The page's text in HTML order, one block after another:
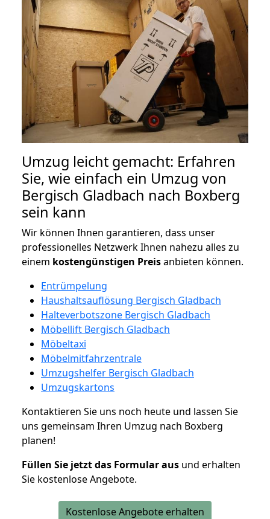
Umzug leicht gemacht: Erfahren
Sie, wie einfach ein Umzug von
Bergisch Gladbach nach Boxberg
sein kann
Wir können Ihnen garantieren, dass unser
professionelles Netzwerk Ihnen nahezu alles zu
einem kostengünstigen Preisanbieten können.
Entrümpelung
Haushaltsauflösung Bergisch Gladbach
Halteverbotszone Bergisch Gladbach
Möbellift Bergisch Gladbach
Möbeltaxi
Möbelmitfahrzentrale
Umzugshelfer Bergisch Gladbach
Umzugskartons
Kontaktieren Sie uns noch heute und lassen Sie
uns gemeinsam Ihren Umzug nach Boxberg
planen!
Füllen Sie jetzt das Formular aus und erhalten
Sie kostenlose Angebote.
Kostenlose Angebote erhalten